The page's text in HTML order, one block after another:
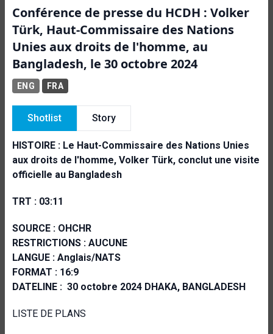
Conférence de presse du HCDH : Volker
Türk, Haut-Commissaire des Nations
Unies aux droits de l'homme, au
Bangladesh, le 30 octobre 2024
ENG FRA
Shotlist Story
HISTOIRE : Le Haut-Commissaire des Nations Unies
aux droits de l'homme, Volker Türk, conclut une visite
officielle au Bangladesh
TRT : 03:11
SOURCE : OHCHR
RESTRICTIONS : AUCUNE
LANGUE : Anglais/NATS
FORMAT : 16:9
DATELINE : 30 octobre 2024 DHAKA, BANGLADESH
LISTE DE PLANS